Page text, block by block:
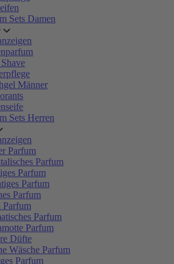
Sets Damen
Männer
Sets Herren
Parfum
Parfum
Parfum
Parfum
Parfum
Parfum
Parfum
Düfte
Wäsche Parfum
Parfum